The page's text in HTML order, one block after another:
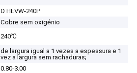
O HEVW-240P
Cobre sem oxigénio
240℃
de largura igual a 1 vezes a espessura e 1
vez a largura sem rachaduras;
0.80-3.00